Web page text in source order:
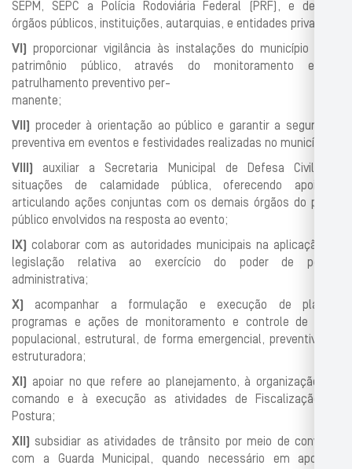
SEPM, SEPC a Polícia
Rodoviária Federal (PRF), e demais
órgãos públicos, instituições, autarquias, e entidades priva
VI)
proporcionar vigilância às instalações do município e ao
patrimônio público, através do monitoramento e do
patrulhamento preventivo per-
manente;
VII)
proceder à orientação ao público e garantir a segurança
preventiva em eventos e festividades realizadas no município;
VIII)
auxiliar a Secretaria Municipal de Defesa Civil em
situações de calamidade pública, oferecendo apoio e
articulando ações conjuntas com os demais órgãos do poder
público envolvidos na resposta ao evento;
IX)
colaborar com as autoridades municipais na aplicação da
legislação relativa ao exercício do poder de polícia
administrativa;
X)
acompanhar a formulação e execução de planos,
programas e açõesde monitoramento e controle de risco
populacional, estrutural, de forma emergencial, preventiva ou
estruturadora;
XI)
apoiar no que refere ao planejamento, à organização, ao
comando e à execução as atividades de Fiscalização de
Postura;
XII)
subsidiar as atividades de trânsito por meio de convênio
com a Guarda Municipal, quando necessário em apoio a